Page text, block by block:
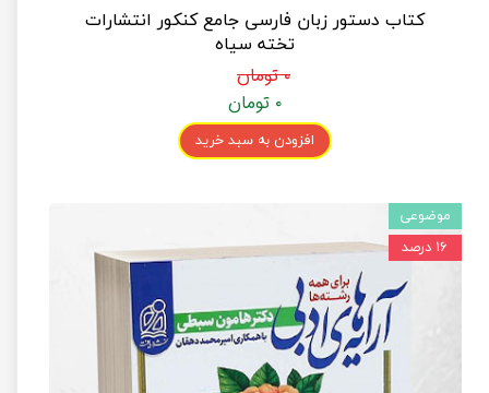
کتاب دستور زبان فارسی جامع کنکور انتشارات
تخته سیاه
۰ تومان
۰ تومان
افزودن به سبد خرید
موضوعی
۱۶ درصد